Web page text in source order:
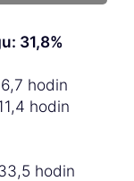
31,8%
hodin
hodin
hodin